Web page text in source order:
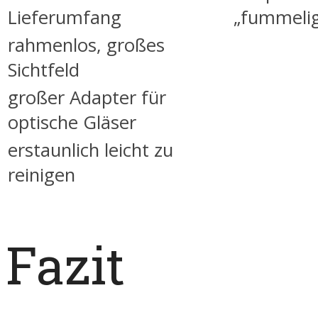
Lieferumfang
rahmenlos, großes
Sichtfeld
großer Adapter für
optische Gläser
erstaunlich leicht zu
reinigen
Fazit